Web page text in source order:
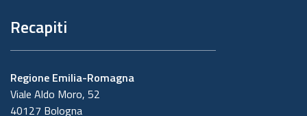
Recapiti
Regione Emilia-Romagna
Viale Aldo Moro, 52
40127 Bologna